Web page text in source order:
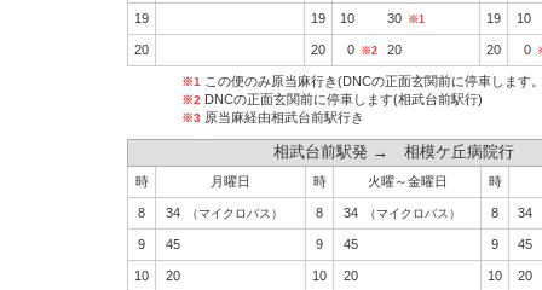
19 19 10 30 ※1 19 10
20 20 0 ※2 20 20 0
※1 この便のみ原当麻行き(DNCの正面玄関前に停車します
※2 DNCの正面玄関前に停車します(相武台前駅行)
※3 原当麻経由相武台前駅行き
相武台前駅発 → 相模ケ丘病院行
時 月曜日 時 火曜～金曜日 時
8 34 （マイクロバス） 8 34 （マイクロバス） 8 34
9 45 9 45 9 45
10 20 10 20 10 20